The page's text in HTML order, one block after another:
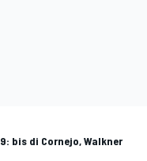
bis di Cornejo, Walkner